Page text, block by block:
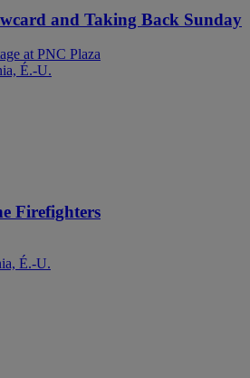
and Taking Back Sunday
at PNC Plaza
É.-U.
Firefighters
É.-U.